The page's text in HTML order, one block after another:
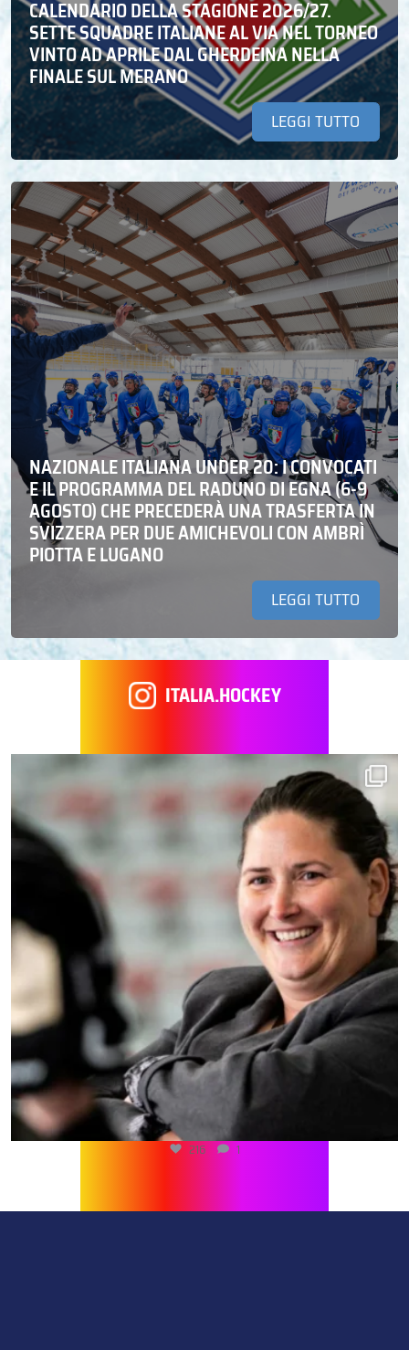
CALENDARIO DELLA STAGIONE 2026/27.
SETTE SQUADRE ITALIANE AL VIA NEL TORNEO
VINTO AD APRILE DAL GHERDEINA NELLA
FINALE SUL MERANO
LEGGI TUTTO
NAZIONALE ITALIANA UNDER 20: I CONVOCATI
E IL PROGRAMMA DEL RADUNO DI EGNA (6-9
AGOSTO) CHE PRECEDERÀ UNA TRASFERTA IN
SVIZZERA PER DUE AMICHEVOLI CON AMBRÌ
PIOTTA E LUGANO
LEGGI TUTTO
ITALIA.HOCKEY
216 1